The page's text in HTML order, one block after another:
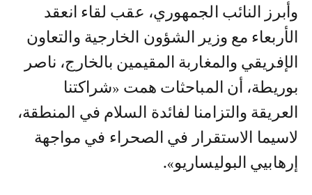
وأبرز النائب الجمهوري، عقب لقاء انعقد
الأربعاء مع وزير الشؤون الخارجية والتعاون
الإفريقي والمغاربة المقيمين بالخارج، ناصر
بوريطة، أن المباحثات همت «شراكتنا
العريقة والتزامنا لفائدة السلام في المنطقة،
لاسيما الاستقرار في الصحراء في مواجهة
إرهابيي البوليساريو».